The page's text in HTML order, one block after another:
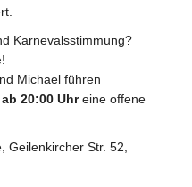
Karnevalsstimmung?
Michael führen
20:00 Uhreine offene
Geilenkircher Str. 52,